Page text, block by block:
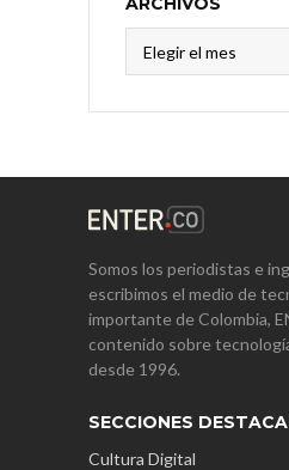
Somos los periodistas e
escribimos el medio de
importante de Colombia,
contenido sobre
desde 1996.
SECCIONES
Cultura Digital